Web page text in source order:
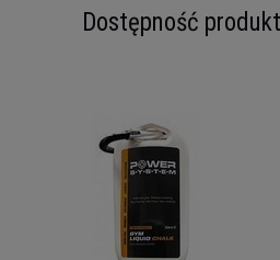
Dostępność